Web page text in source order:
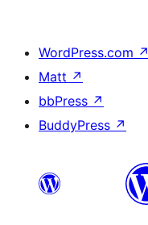
WordPress.com ↗
Matt ↗
bbPress ↗
BuddyPress ↗